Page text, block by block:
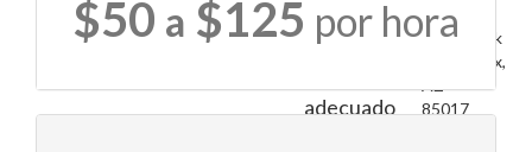
W
Camelback
RdPhoenix,
AZ
85017
tener
un
adecuado
$50 a $125 por hora